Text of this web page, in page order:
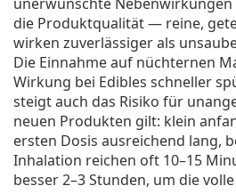
die Produktqualität — reine,
wirken zuverlässiger als
Die Einnahme auf nüchternen
Wirkung bei Edibles schneller
steigt auch das Risiko für
neuen Produkten gilt: klein
ersten Dosis ausreichend lang,
Inhalation reichen oft 10–15
besser 2–3 Stunden, um die